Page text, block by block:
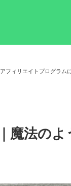
フィリエイトプログラム
魔法の